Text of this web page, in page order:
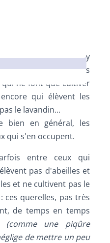
près de Nyons, il y
et qui élèvent des
ne font que cultiver
qui élèvent les
le lavandin...
bien en général, les
qui s'en occupent.
entre ceux qui
pas d'abeilles et
et ne cultivent pas le
ces querelles, pas très
de temps en temps
(comme une piqûre
de mettre un peu